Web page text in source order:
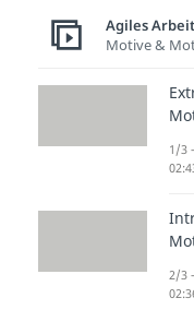
mir
zu
Der
sind
Agiles
Motive &
1/3
2/3